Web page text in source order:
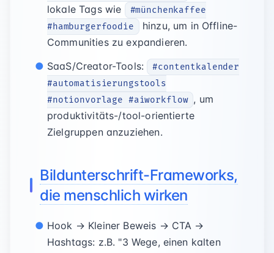
lokale Tags wie
#münchenkaffee
#hamburgerfoodie
hinzu, um in Offline-
Communities zu expandieren.
SaaS/Creator-Tools:
#contentkalender
#automatisierungstools
#notionvorlage #aiworkflow , um
produktivitäts-/tool-orientierte
Zielgruppen anzuziehen.
Bildunterschrift-Frameworks,
die menschlich wirken
Hook → Kleiner Beweis → CTA →
Hashtags: z.B. "3 Wege, einen kalten